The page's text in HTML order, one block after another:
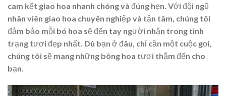
cam kết giao hoa nhanh chóng và đúng hẹn. Với đội ngũ
nhân viên giao hoa chuyên nghiệp và tận tâm, chúng tôi
đảm bảo mỗi bó hoa sẽ đến tay người nhận trong tình
trạng tươi đẹp nhất. Dù bạn ở đâu, chỉ cần một cuộc gọi,
chúng tôi sẽ mang những bông hoa tươi thắm đến cho
bạn.